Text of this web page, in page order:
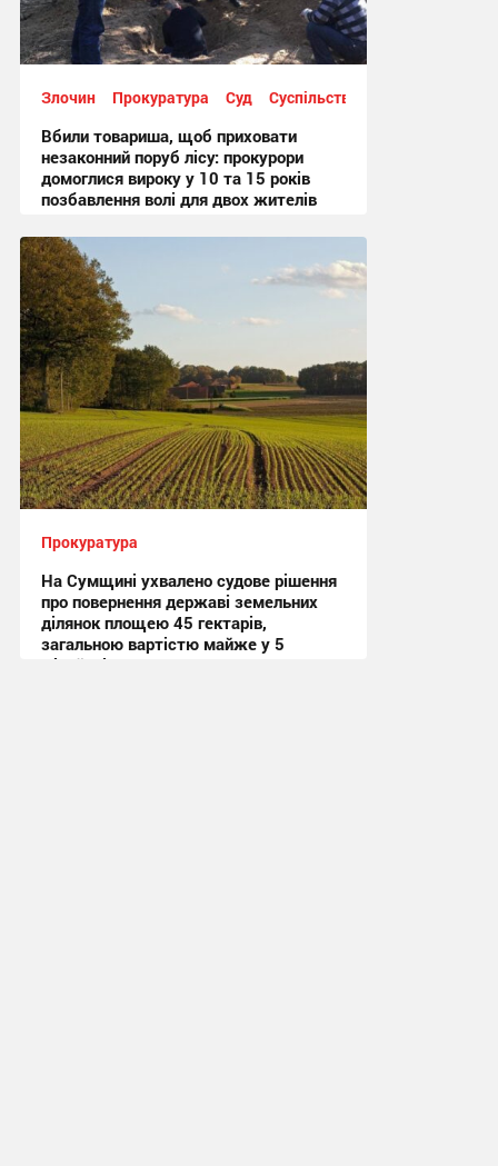
Злочин Прокуратура Суд Суспільство
Вбили товариша, щоб приховати
незаконний поруб лісу: прокурори
домоглися вироку у 10 та 15 років
позбавлення волі для двох жителів
14:47, 3.08.2026
Прокуратура
На Сумщині ухвалено судове рішення
про повернення державі земельних
ділянок площею 45 гектарів,
загальною вартістю майже у 5
мільйонів гривень